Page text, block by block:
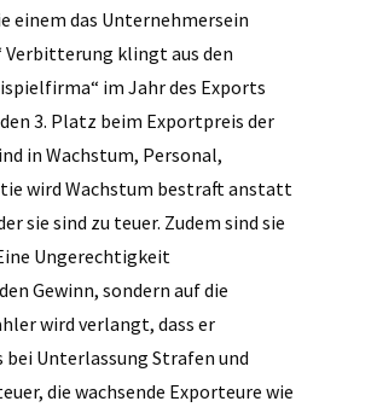
einem das Unternehmersein
Verbitterung klingt aus den
im Jahr des Exports
3. Platz beim Exportpreis der
in Wachstum, Personal,
wird Wachstum bestraft anstatt
sie sind zu teuer. Zudem sind sie
Ungerechtigkeit
Gewinn, sondern auf die
wird verlangt, dass er
Unterlassung Strafen und
die wachsende Exporteure wie